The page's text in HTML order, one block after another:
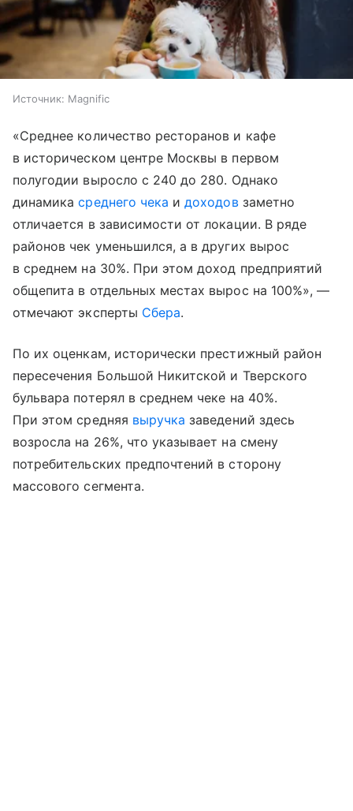
Источник: Magnific
«Среднее количество ресторанов и кафе
в историческом центре Москвы в первом
полугодии выросло с 240 до 280. Однако
динамикасреднего чека идоходовзаметно
отличается в зависимости от локации. В ряде
районов чек уменьшился, а в других вырос
в среднем на 30%. При этом доход предприятий
общепита в отдельных местах вырос на 100%», —
отмечают эксперты Сбера.
По их оценкам, исторически престижный район
пересечения Большой Никитской и Тверского
бульвара потерял в среднем чеке на 40%.
При этом средняя выручка заведений здесь
возросла на 26%, что указывает на смену
потребительских предпочтений в сторону
массового сегмента.